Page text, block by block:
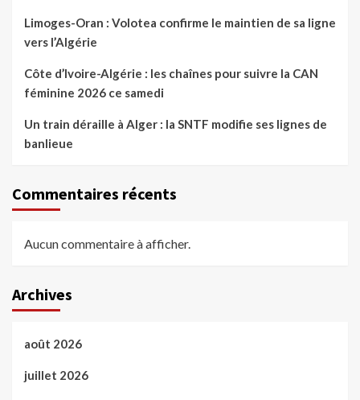
Limoges-Oran : Volotea confirme le maintien de sa ligne
vers l’Algérie
Côte d’Ivoire-Algérie : les chaînes pour suivre la CAN
féminine 2026 ce samedi
Un train déraille à Alger : la SNTF modifie ses lignes de
banlieue
Commentaires récents
Aucun commentaire à afficher.
Archives
août 2026
juillet 2026